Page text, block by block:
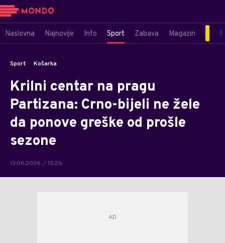
Naslovna Najnovije Info Sport Zabava Magazin
Sport Košarka
Krilni centar na pragu
Partizana: Crno-bijeli ne žele
da ponove greške od prošle
sezone
13.06.2026. / 15:26